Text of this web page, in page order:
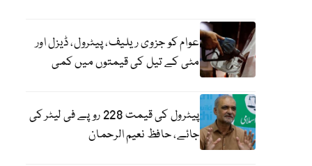
عوام کو جزوی ریلیف، پیٹرول، ڈیزل اور
مٹی کے تیل کی قیمتوں میں کمی
پیٹرول کی قیمت 228 روپے فی لیٹر کی
جائے، حافظ نعیم الرحمان